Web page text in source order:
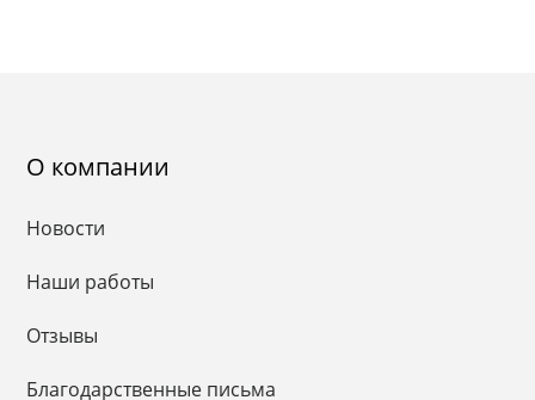
О компании
Новости
Наши работы
Отзывы
Благодарственные письма